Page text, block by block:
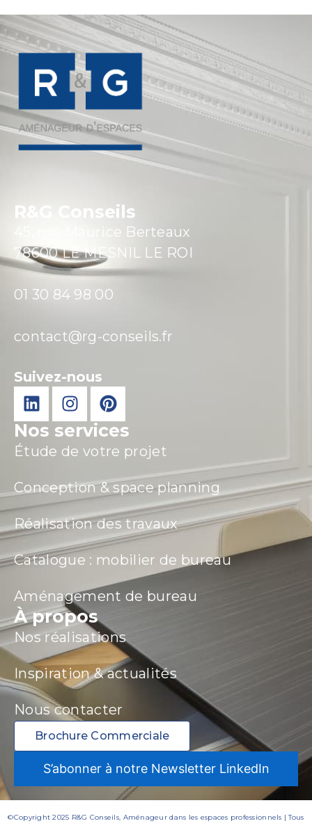
R&G Conseils
45, rue Maurice Berteaux
78600 LE MESNIL LE ROI
01 30 84 98 00
contact@rg-conseils.fr
Suivez-nous
Nos services
Étude de votre projet
Conception & space planning
Réalisation des travaux
Catalogue : mobilier de bureau
Aménagement de bureau
À propos
Nos réalisations
Inspiration & actualités
Nous contacter
Brochure Commerciale
S’abonner à notre Newsletter LinkedIn
©Copyright 2025 R&G Conseils, Aménageur dans les espaces professionnels | Tous